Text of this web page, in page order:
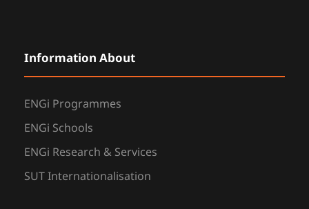
Information About
ENGi Programmes
ENGi Schools
ENGi Research & Services
SUT Internationalisation